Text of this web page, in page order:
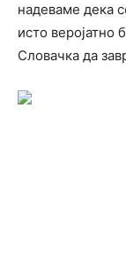
надеваме дека
исто веројатно
Словачка да